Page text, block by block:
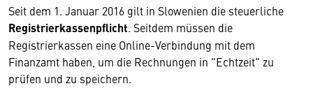
Seit dem 1. Januar 2016 gilt in Slowenien die steuerliche
Registrierkassenpflicht. Seitdem müssen die
Registrierkassen eine Online-Verbindung mit dem
Finanzamt haben, um die Rechnungen in "Echtzeit" zu
prüfen und zu speichern.